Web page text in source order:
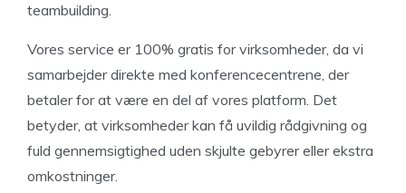
teambuilding.
Vores service er 100% gratis for virksomheder, da vi
samarbejder direkte med konferencecentrene, der
betaler for at være en del af vores platform. Det
betyder, at virksomheder kan få uvildig rådgivning og
fuld gennemsigtighed uden skjulte gebyrer eller ekstra
omkostninger.